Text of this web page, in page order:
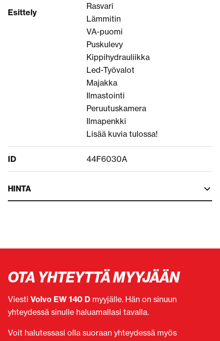
Esittely
Rasvari
Lämmitin
VA-puomi
Puskulevy
Kippihydrauliikka
Led-Työvalot
Majakka
Ilmastointi
Peruutuskamera
Ilmapenkki
Lisää kuvia tulossa!
ID 44F6030A
HINTA
OTA YHTEYTTÄ MYYJÄÄN
Viesti Volvo EW 140 D myyjälle. Hän on sinuun
yhteydessä sinulle haluamallasi tavalla.
Voit halutessasi olla suoraan yhteydessä myös